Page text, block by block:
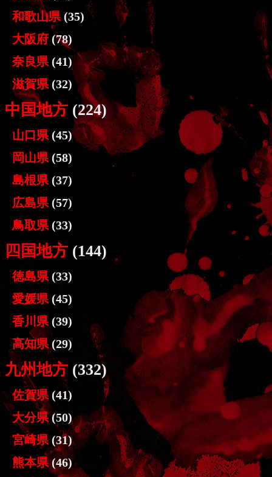
和歌山県 (35)
大阪府 (78)
奈良県 (41)
滋賀県 (32)
中国地方 (224)
山口県 (45)
岡山県 (58)
島根県 (37)
広島県 (57)
鳥取県 (33)
四国地方 (144)
徳島県 (33)
愛媛県 (45)
香川県 (39)
高知県 (29)
九州地方 (332)
佐賀県 (41)
大分県(50)
宮崎県 (31)
熊本県(46)